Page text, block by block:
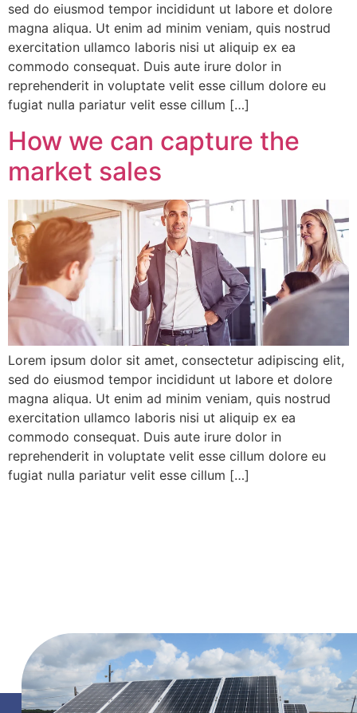
sed do eiusmod tempor incididunt ut labore et dolore
magna aliqua. Ut enim ad minim veniam, quis nostrud
exercitation ullamco laboris nisi ut aliquip ex ea
commodo consequat. Duis aute irure dolor in
reprehenderit in voluptate velit esse cillum dolore eu
fugiat nulla pariatur velit esse cillum […]
How we can capture the
market sales
Lorem ipsum dolor sit amet, consectetur adipiscing elit,
sed do eiusmod tempor incididunt ut labore et dolore
magna aliqua. Ut enim ad minim veniam, quis nostrud
exercitation ullamco laboris nisi ut aliquip ex ea
commodo consequat. Duis aute irure dolor in
reprehenderit in voluptate velit esse cillum dolore eu
fugiat nulla pariatur velit esse cillum […]